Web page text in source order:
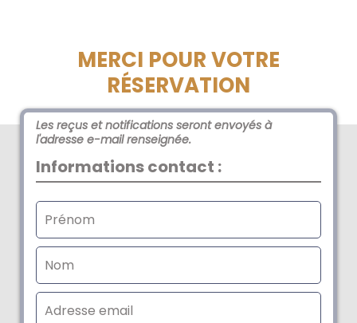
MERCI POUR VOTRE
RÉSERVATION
Les reçus et notifications seront envoyés à
l'adresse e-mail renseignée.
Informations contact :